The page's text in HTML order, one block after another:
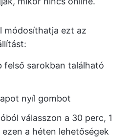
módosíthatja ezt az
felső sarokban található
nyíl gombot
válasszon a 30 perc, 1
a héten lehetőségek